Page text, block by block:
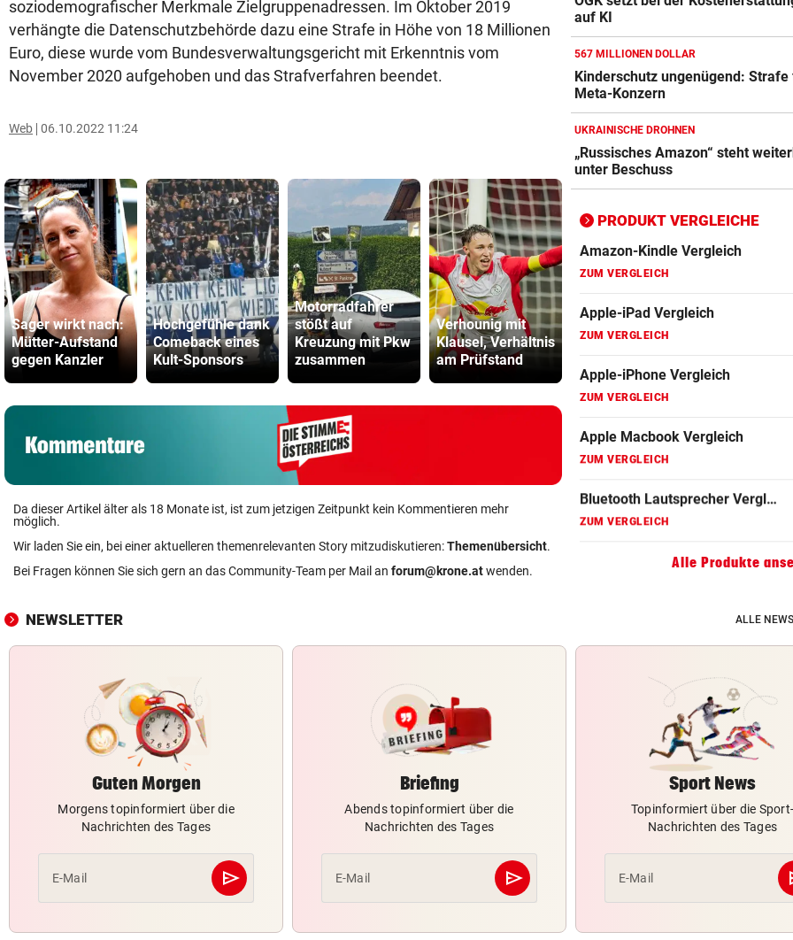
soziodemografischer Merkmale Zielgruppenadressen. Im Oktober 2019
verhängte die Datenschutzbehörde dazu eine Strafe in Höhe von 18 Millionen
Euro, diese wurde vom Bundesverwaltungsgericht mit Erkenntnis vom
November 2020 aufgehoben und das Strafverfahren beendet.
Web 06.10.2022 11:24
Sager wirkt nach:
Mütter-Aufstand
gegen Kanzler
Hochgefühle dank
Comeback eines
Kult-Sponsors
Motorradfahrer
stößt auf
Kreuzung mit Pkw
zusammen
Verhounig mit
Klausel, Verhältnis
am Prüfstand
Theater stellt
Planschbecken
um 300.000 Euro
auf
wurde aus
Auto
Da dieser Artikel älter als 18 Monate ist, ist zum jetzigen Zeitpunkt kein Kommentieren mehr
möglich.
Wir laden Sie ein, bei einer aktuelleren themenrelevanten Story mitzudiskutieren:Themenübersicht.
Bei Fragen können Sie sich gern an das Community-Team per Mail an forum@krone.atwenden.
auf KI
567 MILLIONEN DOLLAR
Kinderschutz ungenügend: Strafe
Meta-Konzern
UKRAINISCHE DROHNEN
„Russisches Amazon“ steht
unter Beschuss
PRODUKT VERGLEICHE
Apple-iPad Vergleich
Apple-iPhone Vergleich
ZUM VERGLEICH
Apple Macbook Vergleich
ZUM VERGLEICH
Bluetooth Lautsprecher Vergleich
ZUM VERGLEICH
DSL Speedtest
ZUM VERGLEICH
Fernseher Vergleich
ZUM VERGLEICH
Fritz Repeater Vergleich
ZUM VERGLEICH
Gaming Laptop Vergleich
ZUM VERGLEICH
Grafikkarten Vergleich
ZUM VERGLEICH
Alle Produkte
NEWSLETTER ALLE
Guten Morgen
Morgens topinformiert über die
Nachrichten des Tages
E-Mail send
Abschicken
Briefing
Abends topinformiert über die
Nachrichten des Tages
E-Mail send
Abschicken
Sport News
Topinformiert über die Sport-
Nachrichten des Tages
E-Mail